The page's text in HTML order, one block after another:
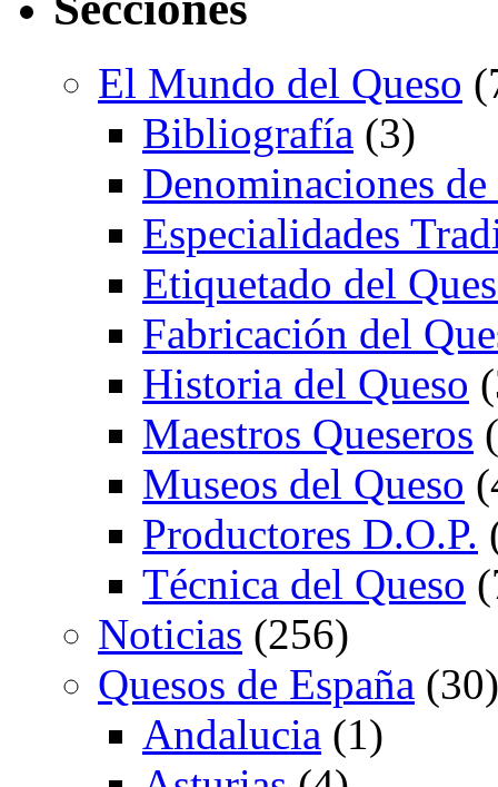
El Mundo del Queso
Bibliografía (3)
Denominaciones
Especialidades
Etiquetado del
Fabricación del
Historia del Queso
Maestros Queseros
Museos del Queso
Productores D.O.P.
Técnica del Queso
Noticias (256)
Quesos de España (30)
Andalucia (1)